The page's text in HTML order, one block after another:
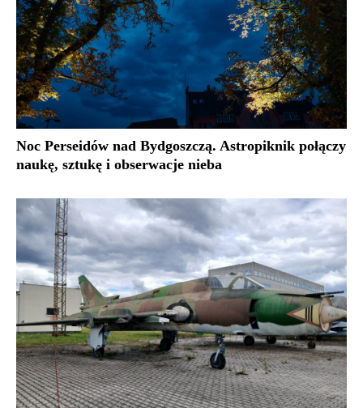
Noc Perseidów nad Bydgoszczą. Astropiknik połączy
naukę, sztukę i obserwacje nieba